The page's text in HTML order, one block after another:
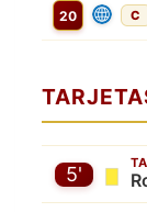
20 C
5'